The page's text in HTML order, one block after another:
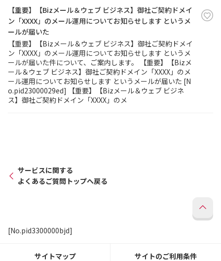
【重要】【Bizメール＆ウェブ ビジネス】御社ご契約ドメイ
ン「XXXX」のメール運用についてお知らせします というメ
ールが届いた
【重要】【Bizメール＆ウェブ ビジネス】御社ご契約ドメイ
ン「XXXX」のメール運用についてお知らせします というメ
ールが届いた件について、ご案内します。 【重要】【Bizメ
ール＆ウェブ ビジネス】御社ご契約ドメイン「XXXX」のメ
ール運用についてお知らせします というメールが届いた [N
o.pid23000029ed] 【重要】【Bizメール＆ウェブ ビジネ
ス】御社ご契約ドメイン「XXXX」のメ
サービスに関する
よくあるご質問トップへ戻る
[No.pid3300000bjd]
サイトマップ サイトのご利用条件